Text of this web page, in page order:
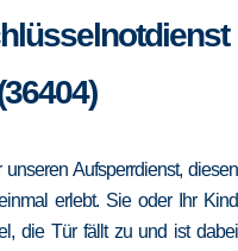
Aufsperrdienst, diesen
erlebt. Sie oder Ihr Kind
die Tür fällt zu und ist dabei